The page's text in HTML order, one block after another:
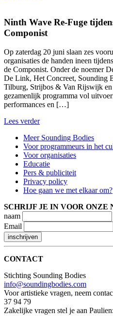
Ninth Wave Re-Fuge
Componist
Op zaterdag 20 juni slaan zes
organisaties de handen ineen
de Componist. Onder de noemer
De Link, Het Concreet, Sounding
Tilburg, Strijbos & Van Rijswijk
gezamenlijk programma vol
performances en […]
Lees verder
Meer Sounding Bodies
Voor programmeurs in het
Voor organisaties
Educatie
Pers & publiciteit
Privacy policy
Hoe gaan we met elkaar om?
SCHRIJF JE IN VOOR ONZE
naam
Email
CONTACT
Stichting Sounding Bodies
info@soundingbodies.com
Voor artistieke vragen, neem
37 94 79
Zakelijke vragen stel je aan